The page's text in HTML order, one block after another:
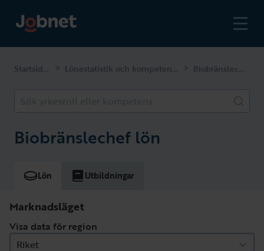
Startsidan > Lönestatistik och kompetenser > Biobränslechef
Biobränslechef lön
Lön Utbildningar
Marknadsläget
Visa data för region
Riket